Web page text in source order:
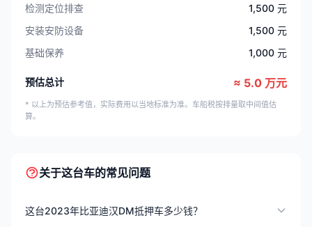
检测定位排查
1,500 元
安装安防设备
1,500 元
基础保养
1,000 元
预估总计 ≈ 5.0 万元
* 以上为预估参考值，实际费用以当地标准为准。车船税按排量取中间值估
算。
关于这台车的常见问题
这台2023年比亚迪汉DM抵押车多少钱？